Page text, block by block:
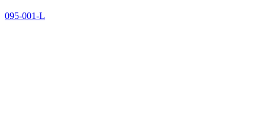
095-001-L